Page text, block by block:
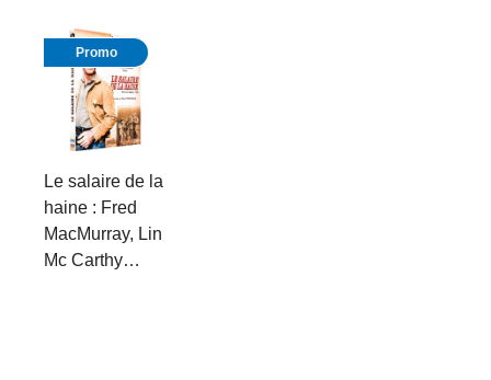
Promo
Le salaire de la
haine : Fred
MacMurray, Lin
Mc Carthy…